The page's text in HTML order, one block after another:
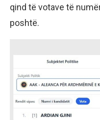
qind të votave të
poshtë.